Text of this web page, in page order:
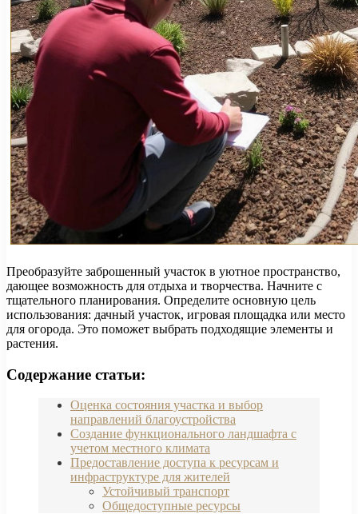
Преобразуйте заброшенный участок в уютное пространство,
дающее возможность для отдыха и творчества. Начните с
тщательного планирования. Определите основную цель
использования: дачный участок, игровая площадка или место
для огорода. Это поможет выбрать подходящие элементы и
растения.
Содержание статьи:
Оценка состояния участка и выбор
направлений благоустройства
Создание функционального ландшафта с
учетом местного климата
Предоставление доступа к ресурсам и
инфраструктуре для жителей
Устойчивый транспорт
Общедоступные ресурсы